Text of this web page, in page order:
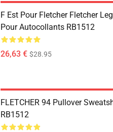
F Est Pour Fletcher Fletcher
Pour Autocollants RB1512
26,63 € $28.95
FLETCHER 94 Pullover
RB1512